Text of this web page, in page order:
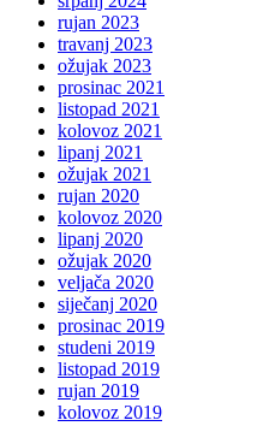
rujan 2023
travanj 2023
ožujak 2023
prosinac 2021
listopad 2021
kolovoz 2021
lipanj 2021
ožujak 2021
rujan 2020
kolovoz 2020
lipanj 2020
ožujak 2020
veljača 2020
siječanj 2020
prosinac 2019
studeni 2019
listopad 2019
rujan 2019
kolovoz 2019